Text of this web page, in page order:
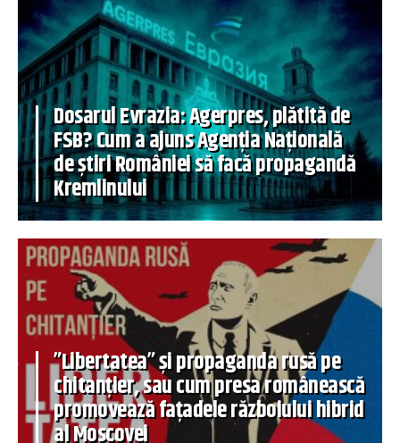
Dosarul Evrazia: Agerpres, plătită de
FSB? Cum a ajuns Agenția Națională
de știri României să facă propagandă
Kremlinului
”Libertatea” și propaganda rusă pe
chitanțier, sau cum presa românească
promovează fațadele războiului hibrid
al Moscovei